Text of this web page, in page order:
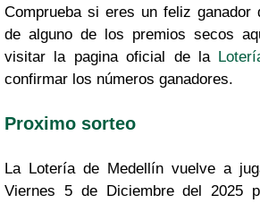
Comprueba si eres un feliz ganador
de alguno de los premios secos
visitar la pagina oficial de la
confirmar los números ganadores.
Proximo sorteo
La Lotería de Medellín vuelve a
Viernes 5 de Diciembre del 2025